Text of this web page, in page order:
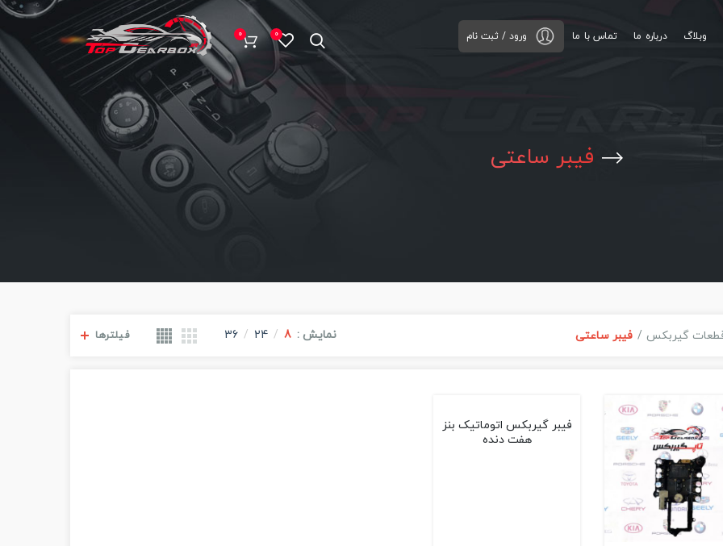
وبلاگ درباره ما تماس با ما ورود / ثبت نام 0
0
فیبر ساعتی
گیربکس فیبر ساعتی نمایش 8
24
36 فیلترها
فیبر گیربکس اتوماتیک بنز
هفت دنده